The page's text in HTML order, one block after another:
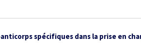
spécifiques dans la prise en